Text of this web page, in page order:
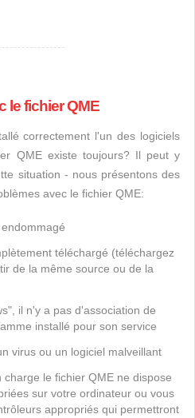
le fichier QME
correctement l'un des logiciels
QME existe toujours? Il peut y
situation - nous présentons des
avec le fichier QME:
téléchargé (téléchargez
de la même source ou de la
il n'y a pas d'association de
installé pour son service
virus ou un logiciel malveillant
le fichier QME ne dispose
sur votre ordinateur ou vous
appropriés qui permettront